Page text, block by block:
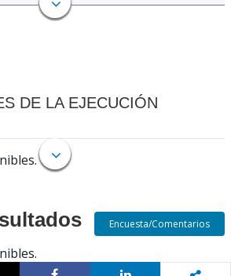
DE LA EJECUCIÓN
Encuesta/Comentarios